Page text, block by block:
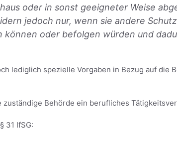
oder in sonst geeigneter Weise
jedoch nur, wenn sie andere
können oder befolgen würden und
lediglich spezielle Vorgaben in Bezug auf die
zuständige Behörde ein berufliches
31 IfSG: